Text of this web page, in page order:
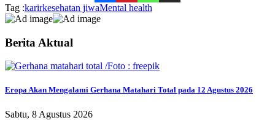
Tag :karirkesehatan jiwaMental health
Berita Aktual
Eropa Akan Mengalami Gerhana Matahari Total pada 12 Agustus 2026
Sabtu, 8 Agustus 2026